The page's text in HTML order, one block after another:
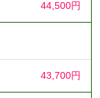
44,500円
43,700円